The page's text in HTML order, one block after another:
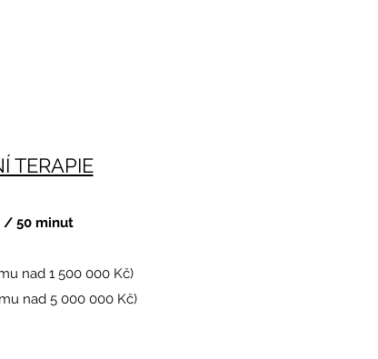
TERAPIE
/ 50 minut
nad 1 500 000 Kč)
nad 5 000 000 Kč)